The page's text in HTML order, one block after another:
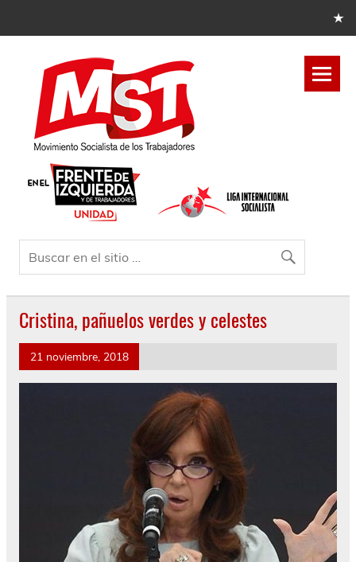
Cristina, pañuelos verdes y celestes
21 noviembre, 2018